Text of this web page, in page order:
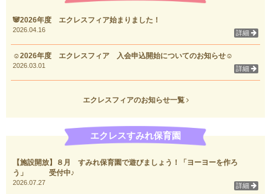
🐼2026年度 エクレスフィア始まりました！
2026.04.16 詳細
☺2026年度 エクレスフィア 入会申込開始についてのお知らせ☺
2026.03.01 詳細
エクレスフィアのお知らせ一覧
エクレスすみれ保育園
【施設開放】８月 すみれ保育園で遊びましょう！「ヨーヨーを作ろ
う」 受付中♪
2026.07.27 詳細